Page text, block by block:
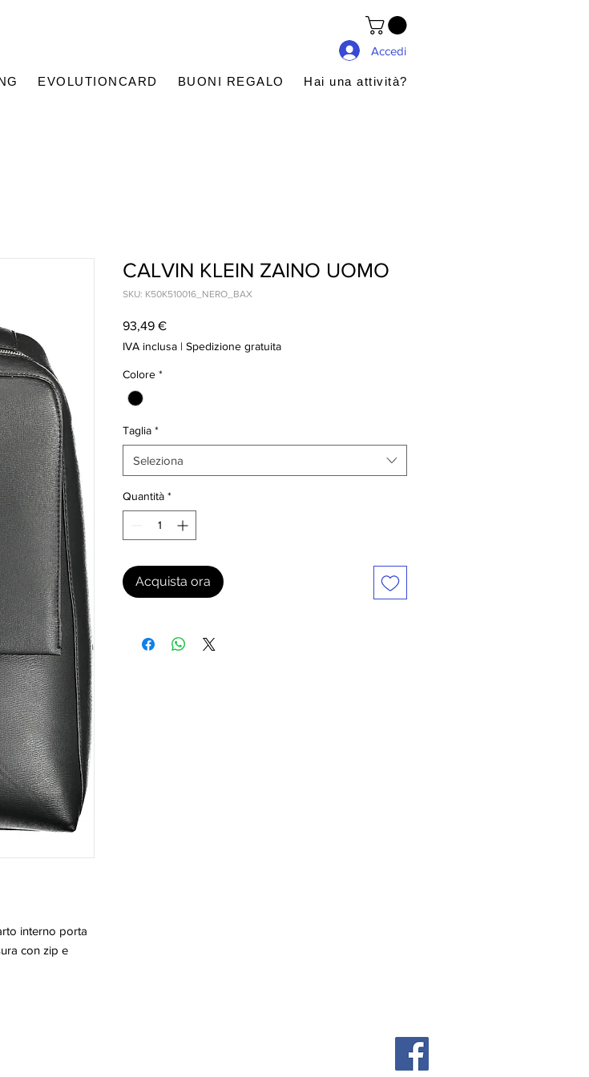
Accedi
EVOLUTIONCARD BUONI REGALO Hai una attività?
interno porta
con zip e
CALVIN KLEIN ZAINO UOMO
SKU: K50K510016_NERO_BAX
93,49 €Prezzo
IVA inclusa | Spedizione gratuita
Colore *
Taglia *
Seleziona
Quantità *
Acquista ora